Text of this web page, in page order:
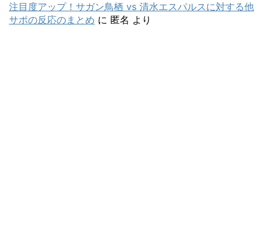
注目度アップ！サガン鳥栖 vs 清水エスパルスに対する他
サポの反応のまとめ に 匿名 より